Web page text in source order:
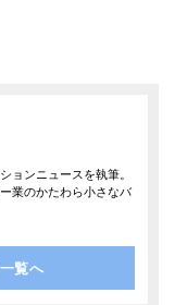
ョンニュースを執筆。
業のかたわら小さなバ
覧へ